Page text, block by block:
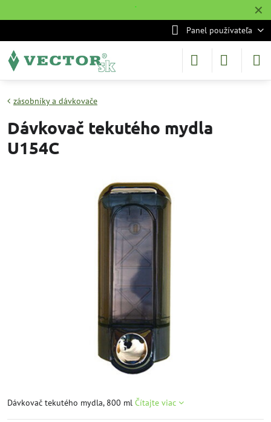
✕
˙
Panel používateľa
zásobníky a dávkovače
Dávkovač tekutého mydla
U154C
Dávkovač tekutého mydla, 800 ml Čítajte viac